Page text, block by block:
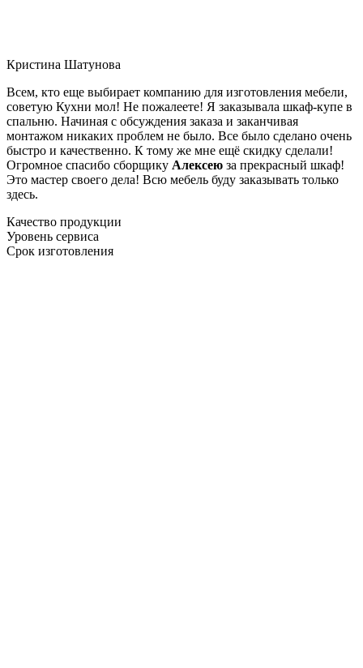
Кристина Шатунова
Всем, кто еще выбирает компанию для изготовления мебели,
советую Кухни мол! Не пожалеете! Я заказывала шкаф-купе в
спальню. Начиная с обсуждения заказа и заканчивая
монтажом никаких проблем не было. Все было сделано очень
быстро и качественно. К тому же мне ещё скидку сделали!
Огромное спасибо сборщику Алексею за прекрасный шкаф!
Это мастер своего дела! Всю мебель буду заказывать только
здесь.
Качество продукции
Уровень сервиса
Срок изготовления